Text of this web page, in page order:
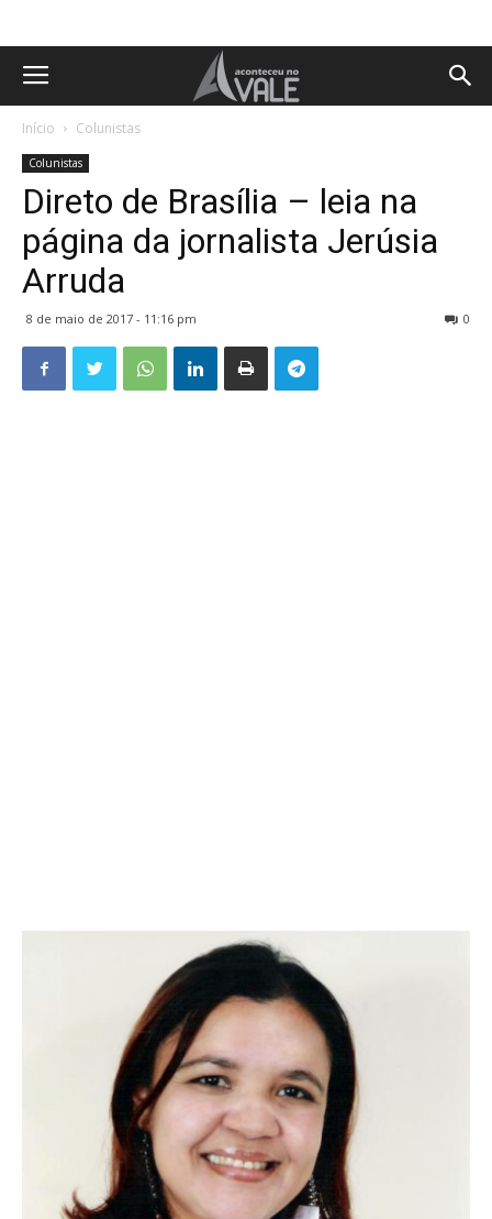
Início Colunistas
Colunistas
Direto de Brasília – leia na
página da jornalista Jerúsia
Arruda
8 de maio de 2017 - 11:16 pm 0